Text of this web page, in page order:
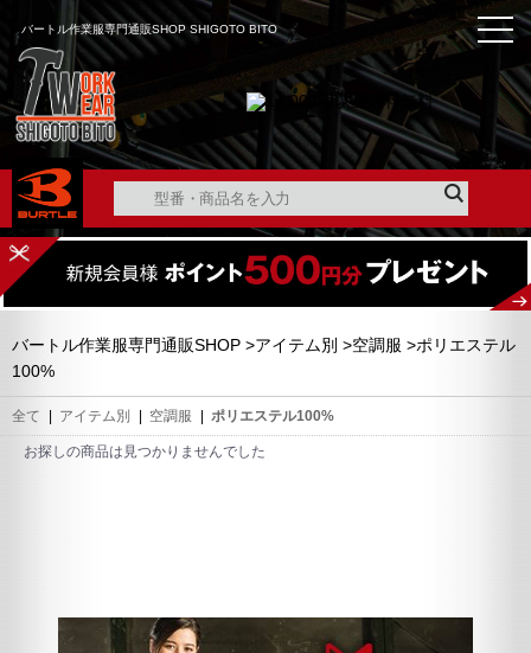
バートル作業服専門通販SHOP SHIGOTO BITO
バートル作業服専門通販SHOP >アイテム別 >空調服 >ポリエステル
100%
全て | アイテム別 | 空調服 | ポリエステル100%
お探しの商品は見つかりませんでした